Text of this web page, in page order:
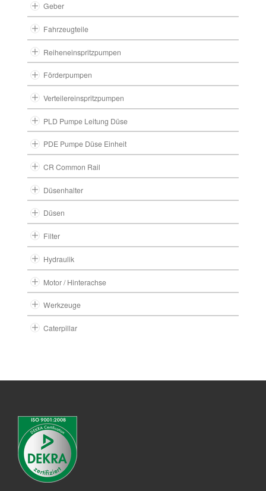
Geber
Fahrzeugteile
Reiheneinspritzpumpen
Förderpumpen
Verteilereinspritzpumpen
PLD Pumpe Leitung Düse
PDE Pumpe Düse Einheit
CR Common Rail
Düsenhalter
Düsen
Filter
Hydraulik
Motor / Hinterachse
Werkzeuge
Caterpillar